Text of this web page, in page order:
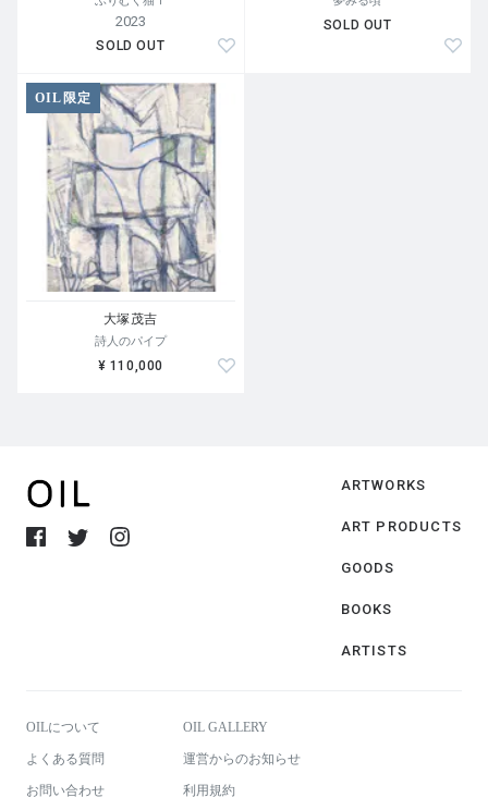
2023
SOLD OUT
SOLD OUT
OIL限定
大塚茂吉
詩人のパイプ
¥ 110,000
ARTWORKS
ART PRODUCTS
GOODS
BOOKS
ARTISTS
OILについて OIL GALLERY
よくある質問 運営からのお知らせ
お問い合わせ 利用規約